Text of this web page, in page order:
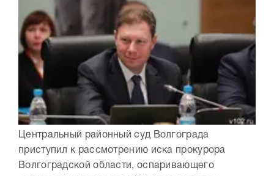
Центральный районный суд Волгограда
приступил к рассмотрению иска прокурора
Волгоградской области, оспаривающего